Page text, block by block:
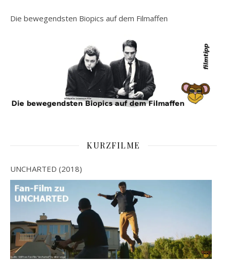
Die bewegendsten Biopics auf dem Filmaffen
KURZFILME
UNCHARTED (2018)